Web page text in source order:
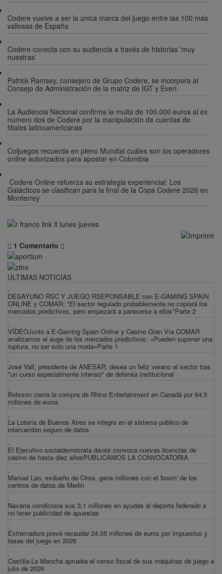
·
Codere vuelve a ser la única marca del juego entre las 100 más
valiosas de España
·
Codere conecta con su audiencia a través de historias 'muy
nuestras'
·
Patrick Ramsey, consejero de Grupo Codere, se incorpora al
Consejo de Administración de la matriz de IGT y Everi
·
La Audiencia Nacional confirma la multa de 100.000 euros al ex
número dos de Codere por la manipulación de cuentas de
filiales latinoamericanas
·
Coljuegos recuerda en pleno Mundial cuáles son los operadores
online autorizados para apostar en Colombia
·
Codere Online refuerza su estrategia experiencial: Los
Galácticos se clasifican para la final de la Copa Codere 2026 en
Monterrey
1 Comentario
ÚLTIMAS NOTICIAS
.
DESAYUNO RSC Y JUEGO RSEPONSABLE con E-GAMING SPAIN
ONLINE y COMAR: "El sector regulado probablemente no copiará los
mercados predictivos, pero empezará a parecerse a ellos"Parte 2
.
VÍDEOJunto a E-Gaming Spain Online y Casino Gran Vía COMAR
analizamos el auge de los mercados predictivos: «Pueden suponer una
ruptura, no ser solo una moda»Parte 1
.
José Vall, presidente de ANESAR, desea un feliz verano al sector tras
"un curso especialmente intenso" de defensa institucional
.
Betsson cierra la compra de Rhino Entertainment en Canadá por 64,5
millones de euros
.
La Lotería de Buenos Aires se integra en el sistema público de
intercambio seguro de datos
.
El Ejecutivo socialdemócrata danés convoca nuevas licencias de
casino de hasta diez añosPUBLICAMOS LA CONVOCATORIA
.
Manuel Lao, exdueño de Cirsa, gana millones con el 'boom' de los
centros de datos de Merlin
.
Navarra condiciona sus 3,1 millones en ayudas al deporte federado a
no tener publicidad de apuestas
.
Extremadura prevé recaudar 24,55 millones de euros por impuestos y
tasas del juego en 2026
.
Castilla-La Mancha aprueba el censo fiscal de sus máquinas de juego a
julio de 2026